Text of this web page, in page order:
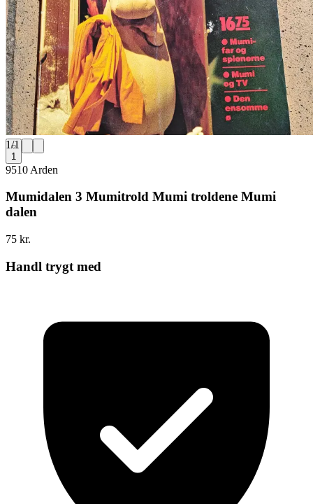
1/1
1
9510 Arden
Mumidalen 3 Mumitrold Mumi troldene Mumi
dalen
75 kr.
Handl trygt med